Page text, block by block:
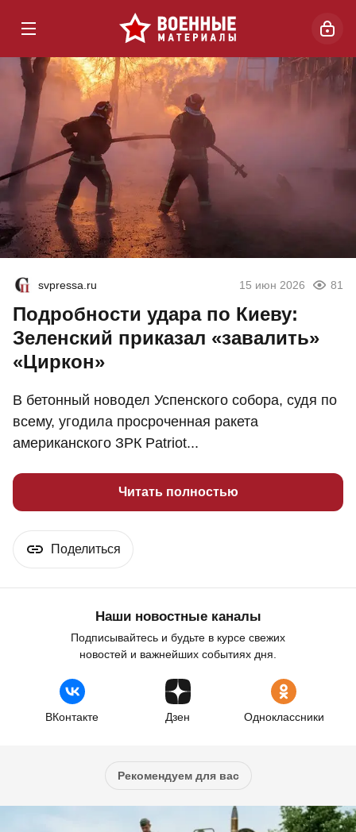
svpressa.ru 15 июн 2026 81
Подробности удара по Киеву:
Зеленский приказал «завалить»
«Циркон»
В бетонный новодел Успенского собора, судя по
всему, угодила просроченная ракета
американского ЗРК Patriot...
Читать полностью
Поделиться
Наши новостные каналы
Подписывайтесь и будьте в курсе свежих
новостей и важнейших событиях дня.
ВКонтакте Дзен Одноклассники
Рекомендуем для вас